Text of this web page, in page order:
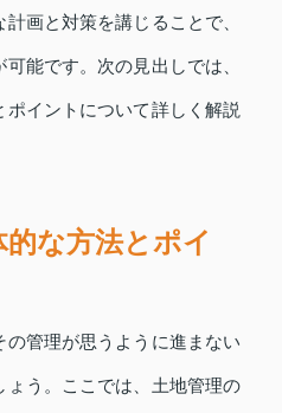
画と対策を講じることで、
能です。次の見出しでは、
イントについて詳しく解説
な方法とポイ
管理が思うように進まない
ょう。ここでは、土地管理の